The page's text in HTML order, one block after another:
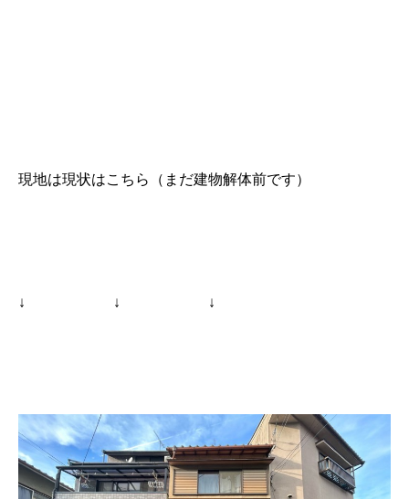
現地は現状はこちら（まだ建物解体前です）
↓ ↓ ↓